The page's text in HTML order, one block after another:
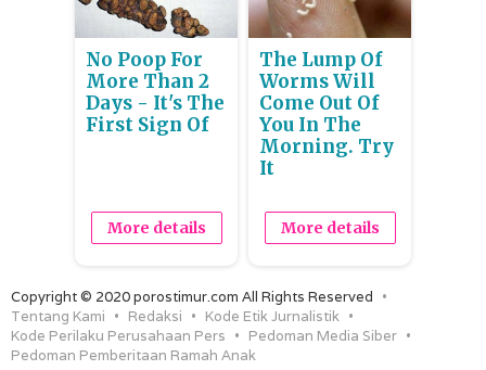
No Poop For
More Than 2
Days - It's The
First Sign Of
More details
The Lump Of
Worms Will
Come Out Of
You In The
Morning. Try
It
More details
Copyright © 2020 porostimur.com All Rights Reserved
Tentang Kami
Redaksi
Kode Etik Jurnalistik
Kode Perilaku Perusahaan Pers
Pedoman Media Siber
Pedoman Pemberitaan Ramah Anak